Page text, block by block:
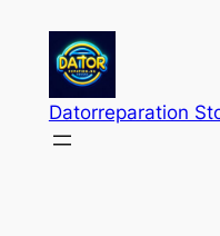
innehåll
Datorreparation